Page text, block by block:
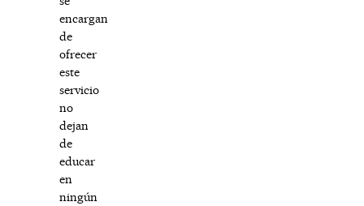
encargan
de
ofrecer
este
servicio
no
dejan
de
educar
en
ningún